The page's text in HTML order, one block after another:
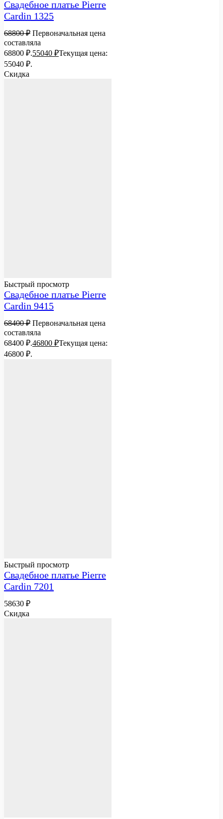
Свадебное платье Pierre
Cardin 1325
68800₽ Первоначальная цена
составляла
68800 ₽.55040 ₽Текущая цена:
55040 ₽.
Скидка
Быстрый просмотр
Свадебное платье Pierre
Cardin 9415
68400₽ Первоначальная цена
составляла
68400 ₽.46800 ₽Текущая цена:
46800 ₽.
Быстрый просмотр
Свадебное платье Pierre
Cardin 7201
58630 ₽
Скидка